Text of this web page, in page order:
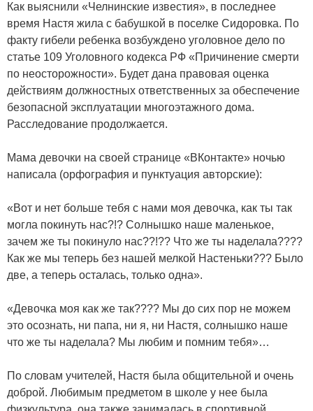
Как выяснили «Челнинские известия», в последнее
время Настя жила с бабушкой в поселке Сидоровка. По
факту гибели ребенка возбуждено уголовное дело по
статье 109 Уголовного кодекса РФ «Причинение смерти
по неосторожности». Будет дана правовая оценка
действиям должностных ответственных за обеспечение
безопасной эксплуатации многоэтажного дома.
Расследование продолжается.
Мама девочки на своей странице «ВКонтакте» ночью
написала (орфография и пунктуация авторские):
«Вот и нет больше тебя с нами моя девочка, как ты так
могла покинуть нас?!? Солнышко наше маленькое,
зачем же ты покинуло нас??!?? Что же ты наделала????
Как же мы теперь без нашей мелкой Настеньки??? Было
две, а теперь осталась, только одна».
«Девочка моя как же так???? Мы до сих пор не можем
это осознать, ни папа, ни я, ни Настя, солнышко наше
что же ты наделала? Мы любим и помним тебя»…
По словам учителей, Настя была общительной и очень
доброй. Любимым предметом в школе у нее была